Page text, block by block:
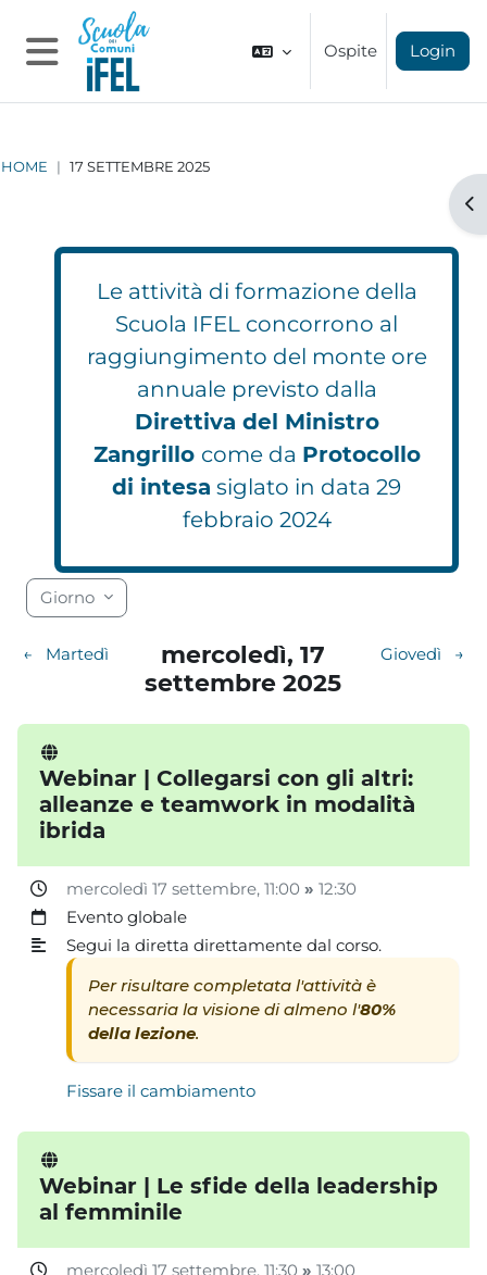
Vai al contenuto principale
Pannello laterale
Ospite Login
HOME 17 SETTEMBRE 2025
Le attività di formazione della
Scuola IFEL concorrono al
raggiungimento del monte ore
annuale previsto dalla
Direttiva del Ministro
Zangrillo come da Protocollo
di intesa siglato in data 29
febbraio 2024
Blocchi
Blocchi
Blocchi
Blocchi
Blocchi
Blocchi
Blocchi
Blocchi
Blocchi
Blocchi
Blocchi
Blocchi
Blocchi
Blocchi
Blocchi
Blocchi
Blocchi
Blocchi
Giorno
← Martedì
mercoledì, 17
settembre 2025
Giovedì →
Webinar | Collegarsi con gli altri:
alleanze e teamwork in modalità
ibrida
mercoledì 17 settembre, 11:00» 12:30
Evento globale
Segui la diretta direttamente dal corso.
Per risultare completata l'attività è
necessaria la visione di almeno l'80%
della lezione.
Fissare il cambiamento
Webinar | Le sfide della leadership
al femminile
mercoledì 17 settembre, 11:30» 13:00